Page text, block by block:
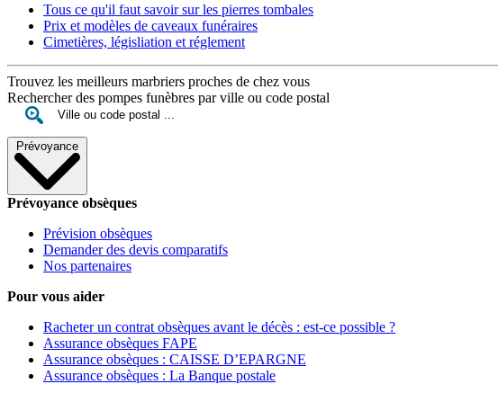
Tous ce qu'il faut savoir sur les pierres tombales
Prix et modèles de caveaux funéraires
Cimetières, législiation et réglement
Trouvez les meilleurs marbriers proches de chez vous
Rechercher des pompes funèbres par ville ou code postal
Prévoyance
Prévoyance obsèques
Prévision obsèques
Demander des devis comparatifs
Nos partenaires
Pour vous aider
Racheter un contrat obsèques avant le décès : est-ce possible ?
Assurance obsèques FAPE
Assurance obsèques : CAISSE D’EPARGNE
Assurance obsèques : La Banque postale